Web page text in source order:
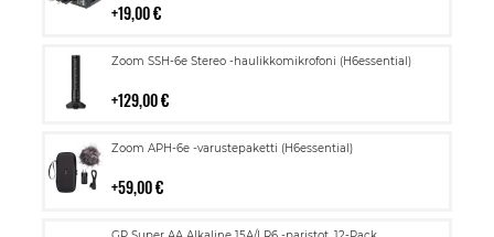
19,00 €
Zoom SSH-6e Stereo -haulikkomikrofoni (H6essential)
129,00 €
Lisää
Zoom APH-6e -varustepaketti (H6essential)
59,00 €
Lisää
Lisää